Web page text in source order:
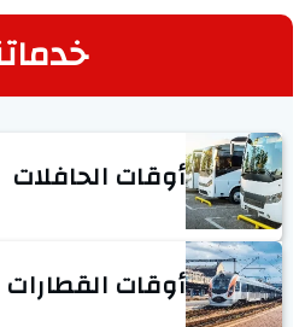
أوقات الحافلات
أوقات القطارات